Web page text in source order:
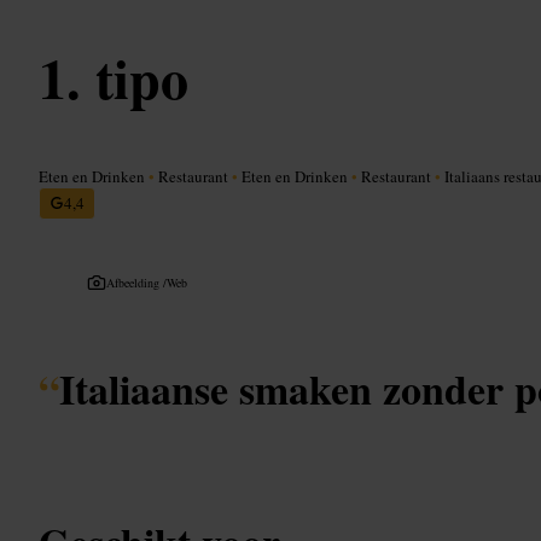
tipo
Eten en Drinken • Restaurant • Eten en Drinken • Restaurant • Italiaans
4,4
Afbeelding /Web
“Italiaanse smaken zonder